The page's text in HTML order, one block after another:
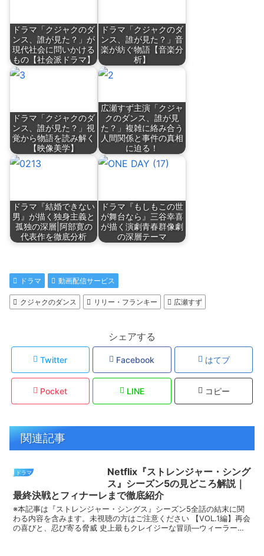
ドラマ「クジャクのダ
ンス、誰が見た？」が
現代社会に問いかける
もの【社会派ドラマ】
ドラマ「クジャクのダ
ンス、誰が見た？」音
楽が紡ぐ物語【音楽分
析】
ドラマ「クジャクのダ
ンス、誰が見た？」視
覚から物語を読み解く
【映像美学】
広瀬すず主演「クジャ
クのダンス、誰が見
た？」複雑に絡み合う
人間関係と事件の真相
に迫る！
ドラマ『結婚できない
男』が描く独身主義と
孤独の深層|阿部寛の
代表作を徹底分析
ドラマ『もしもこの世
が舞台なら』三谷幸喜
が描く演劇青春群像劇
の深層テーマ
ドラマ 動画配信サービス
クジャクのダンス リリー・フランキー 広瀬すず
シェアする
Twitter Facebook はてブ
Pocket LINE コピー
関連記事
ドラマ
Netflix『ストレンジャー・シング
ス』シーズン5の見どころ解説｜
最終決戦とフィナーレまで徹底紹介
※本記事は『ストレンジャー・シングス』シーズン5全話の結末に関
わる内容を含みます。未視聴の方はご注意ください 【VOL.1編】再会
の喜びと、忍び寄る脅威 史上最もクレイジーな冒頭―ウィーラー家